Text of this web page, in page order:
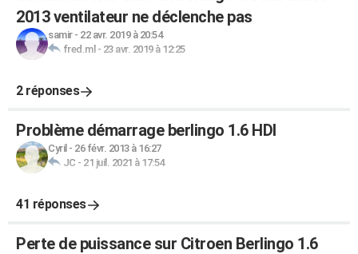
2013 ventilateur ne déclenche pas
samir- 22 avr. 2019 à 20:54
fred.ml - 23 avr. 2019 à 12:25
2 réponses
Problème démarrage berlingo 1.6 HDI
Cyril - 26 févr. 2013 à 16:27
JC - 21 juil. 2021 à 17:54
41 réponses
Perte de puissance sur Citroen Berlingo 1.6